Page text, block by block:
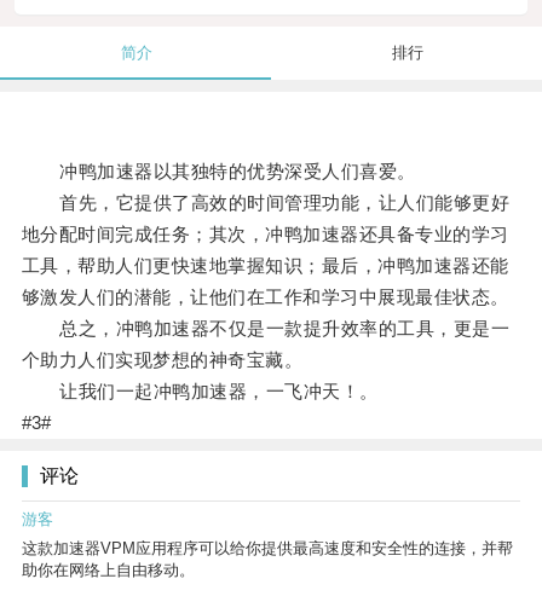
简介 排行
冲鸭加速器以其独特的优势深受人们喜爱。
首先，它提供了高效的时间管理功能，让人们能够更好
地分配时间完成任务；其次，冲鸭加速器还具备专业的学习
工具，帮助人们更快速地掌握知识；最后，冲鸭加速器还能
够激发人们的潜能，让他们在工作和学习中展现最佳状态。
总之，冲鸭加速器不仅是一款提升效率的工具，更是一
个助力人们实现梦想的神奇宝藏。
让我们一起冲鸭加速器，一飞冲天！。
#3#
评论
游客
这款加速器VPM应用程序可以给你提供最高速度和安全性的连接，并帮
助你在网络上自由移动。